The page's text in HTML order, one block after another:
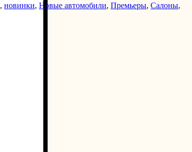
, новинки, Новые автомобили, Премьеры, Салоны,